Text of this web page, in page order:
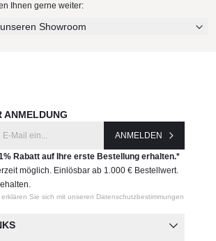
Ihnen gerne weiter:
Showroom
ANMELDUNG
ANMELDEN
Rabatt auf Ihre erste Bestellung erhalten.*
möglich. Einlösbar ab 1.000 € Bestellwert.
Sie sich mit unseren Datenschutzbestimmungen